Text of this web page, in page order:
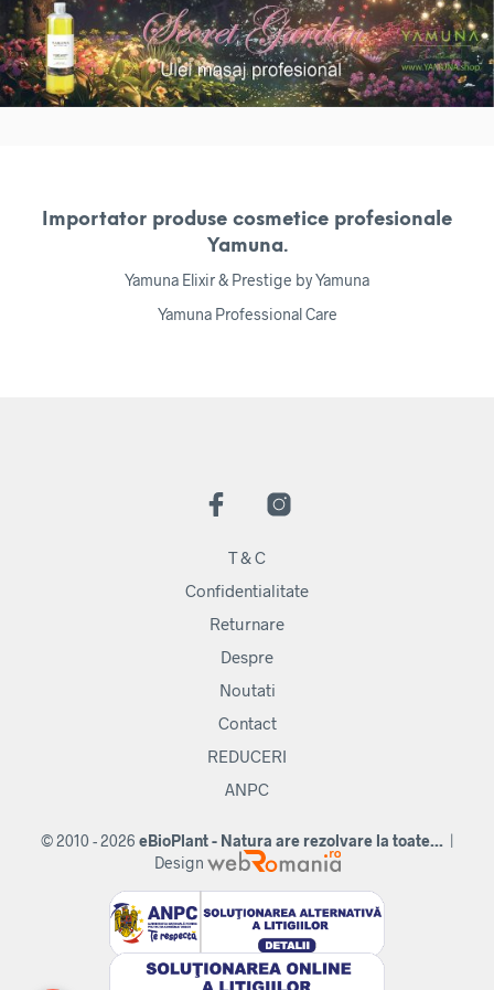
Importator produse cosmetice profesionale
Yamuna.
Yamuna Elixir & Prestige by Yamuna
Yamuna Professional Care
T & C
Confidentialitate
Returnare
Despre
Noutati
Contact
REDUCERI
ANPC
© 2010 - 2026 eBioPlant - Natura are rezolvare la toate... |
Design